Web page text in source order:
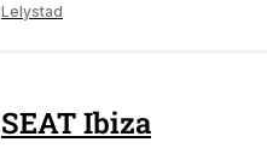
Lelystad
SEATIbiza